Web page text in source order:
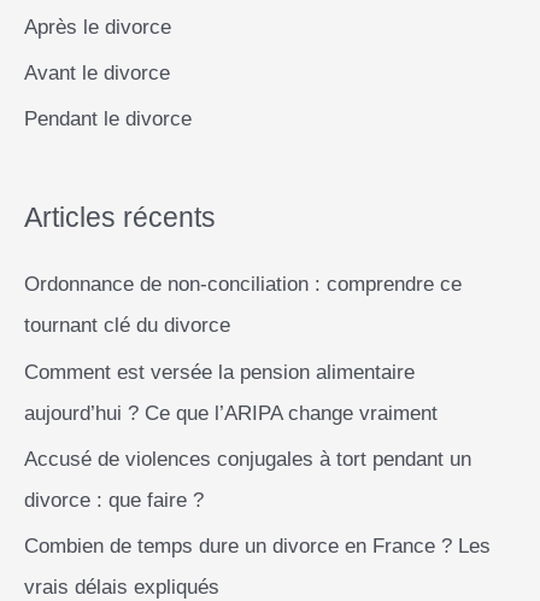
dignité
r
c
h
:
Après le divorce
Avant le divorce
Pendant le divorce
Articles récents
Ordonnance de non-conciliation : comprendre ce
tournant clé du divorce
Comment est versée la pension alimentaire
aujourd’hui ? Ce que l’ARIPA change vraiment
Accusé de violences conjugales à tort pendant un
divorce : que faire ?
Combien de temps dure un divorce en France ? Les
vrais délais expliqués